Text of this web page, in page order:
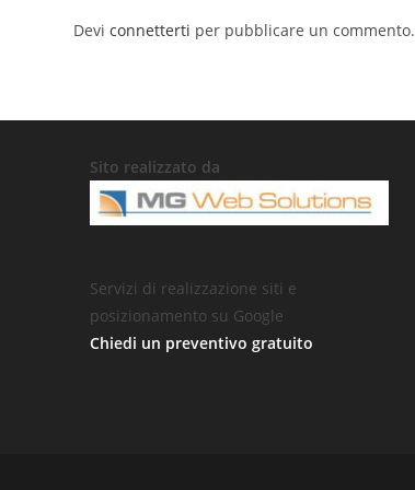
Deviconnetterti per pubblicare un commento.
Sito realizzato da
Servizi di realizzazione siti e
posizionamento su Google
Chiedi un preventivo gratuito